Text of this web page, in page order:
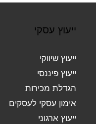
ייעוץ עסקי
ייעוץ שיווקי
ייעוץ פיננסי
הגדלת מכירות
אימון עסקי לעסקים
ייעוץ ארגוני